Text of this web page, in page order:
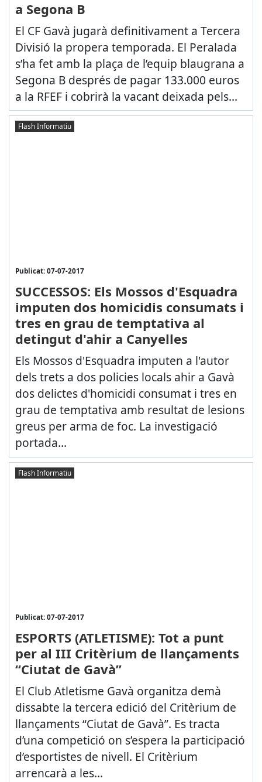
a Segona B
El CF Gavà jugarà definitivament a Tercera
Divisió la propera temporada. El Peralada
s’ha fet amb la plaça de l’equip blaugrana a
Segona B després de pagar 133.000 euros
a la RFEF i cobrirà la vacant deixada pels...
Flash Informatiu
Publicat: 07-07-2017
SUCCESSOS: Els Mossos d'Esquadra
imputen dos homicidis consumats i
tres en grau de temptativa al
detingut d'ahir a Canyelles
Els Mossos d'Esquadra imputen a l'autor
dels trets a dos policies locals ahir a Gavà
dos delictes d'homicidi consumat i tres en
grau de temptativa amb resultat de lesions
greus per arma de foc. La investigació
portada...
Flash Informatiu
Publicat: 07-07-2017
ESPORTS (ATLETISME): Tot a punt
per al III Critèrium de llançaments
“Ciutat de Gavà”
El Club Atletisme Gavà organitza demà
dissabte la tercera edició del Critèrium de
llançaments “Ciutat de Gavà”. Es tracta
d’una competició on s’espera la participació
d’esportistes de nivell. El Critèrium
arrencarà a les...